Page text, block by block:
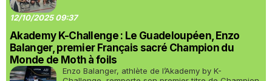
12/10/2025 09:37
Akademy K-Challenge : Le Guadeloupéen, Enzo
Balanger, premier Français sacré Champion du
Monde de Moth à foils
Enzo Balanger, athlète de l’Akademy by K-